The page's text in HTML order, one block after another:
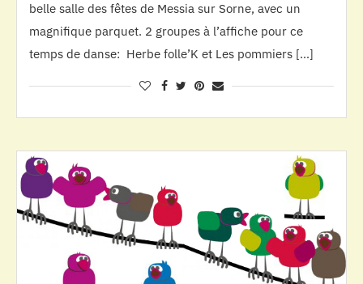
belle salle des fêtes de Messia sur Sorne, avec un
magnifique parquet. 2 groupes à l’affiche pour ce
temps de danse: Herbe folle’K et Les pommiers […]